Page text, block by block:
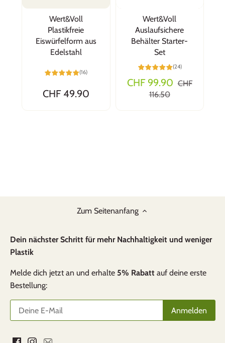
Wert&Voll
Plastikfreie
Eiswürfelform aus
Edelstahl
(16)
CHF 49.90
Wert&Voll
Auslaufsichere
Behälter Starter-
Set
(24)
CHF 99.90 CHF
116.50
Zum Seitenanfang
Dein nächster Schritt für mehr Nachhaltigkeit und weniger
Plastik
Melde dich jetzt an und erhalte 5% Rabatt auf deine erste
Bestellung: